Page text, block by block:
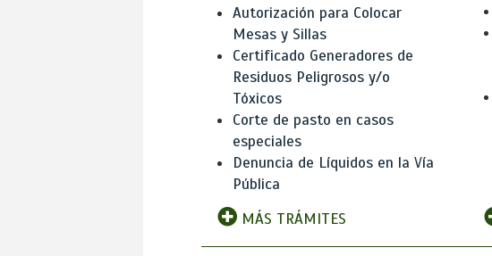
Autorización para Colocar
Mesas y Sillas
Certificado Generadores de
Residuos Peligrosos y/o
Tóxicos
Corte de pasto en casos
especiales
Denuncia de Líquidos en la Vía
Pública
MÁS TRÁMITES